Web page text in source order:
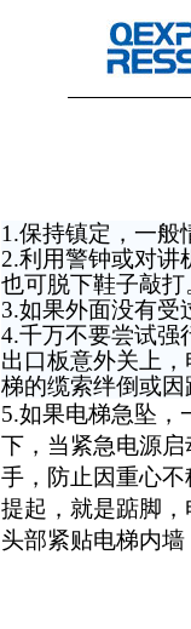
1.保持镇定，一般
2.利用警钟或对讲
也可脱下鞋子敲打
3.如果外面没有受
4.千万不要尝试强
出口板意外关上
梯的缆索绊倒或因
5.如果电梯急坠，
下，当紧急电源
手，防止因重心
提起，就是踮脚
头部紧贴电梯内墙